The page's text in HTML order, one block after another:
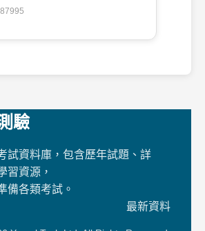
驗
試資料庫，包含歷年試題、詳
習資源，
備各類考試。
最新資料